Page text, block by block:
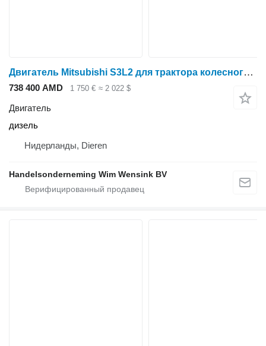
Двигатель Mitsubishi S3L2 для трактора колесного Mitsubishi MM30T
738 400 AMD 1 750 € ≈ 2 022 $
Двигатель
дизель
Нидерланды, Dieren
Handelsonderneming Wim Wensink BV